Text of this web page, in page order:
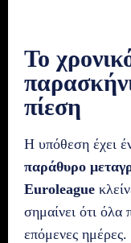
Το
πίεση
Η υπόθεση έχει
παράθυρο
Euroleague
σημαίνει ότι
επόμενες